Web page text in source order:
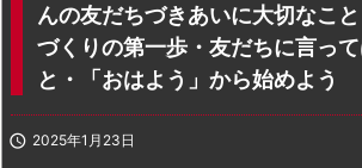
んの友だちづきあいに大切なこ
づくりの第一歩・友だちに言っ
と・「おはよう」から始めよう
 2025年1月23日